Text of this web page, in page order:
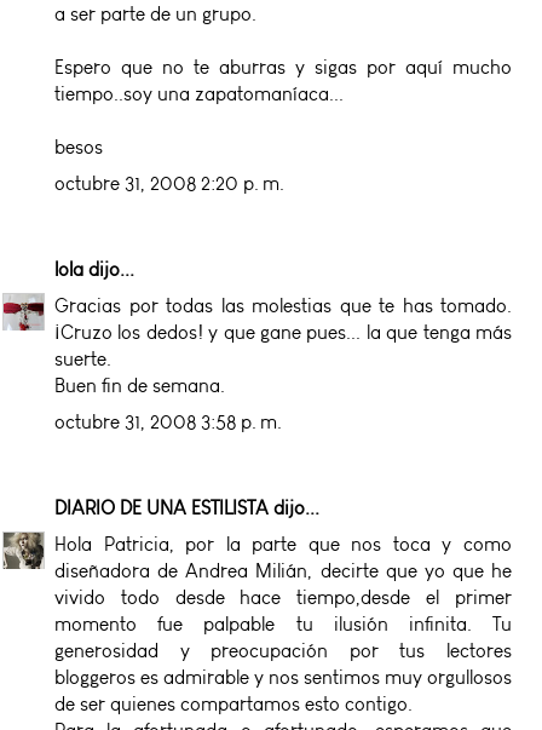
a ser parte de un grupo.
Espero que no te aburras y sigas por aquí mucho
tiempo..soy una zapatomaníaca...
besos
octubre 31, 2008 2:20 p. m.
lola dijo...
Gracias por todas las molestias que te has tomado.
¡Cruzo los dedos! y que gane pues... la que tenga más
suerte.
Buen fin de semana.
octubre 31, 2008 3:58 p. m.
DIARIO DE UNA ESTILISTA dijo...
Hola Patricia, por la parte que nos toca y como
diseñadora de Andrea Milián, decirte que yo que he
vivido todo desde hace tiempo,desde el primer
momento fue palpable tu ilusión infinita. Tu
generosidad y preocupación por tus lectores
bloggeros es admirable y nos sentimos muy orgullosos
de ser quienes compartamos esto contigo.